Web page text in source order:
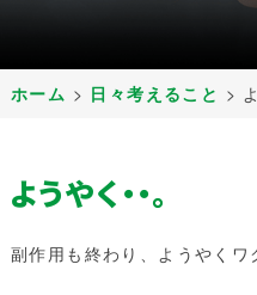
ホーム > 日々考えること >
ようやく・・。
副作用も終わり、ようやくワ